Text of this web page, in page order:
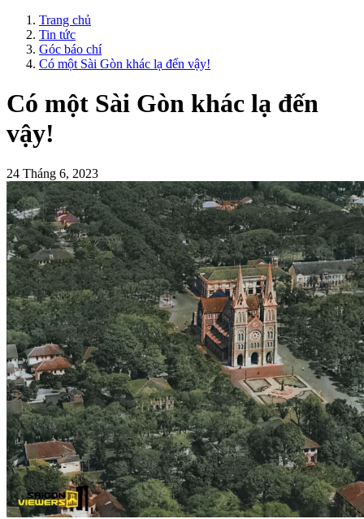
Trang chủ
Tin tức
Góc báo chí
Có một Sài Gòn khác lạ đến vậy!
Có một Sài Gòn khác lạ đến
vậy!
24 Tháng 6, 2023